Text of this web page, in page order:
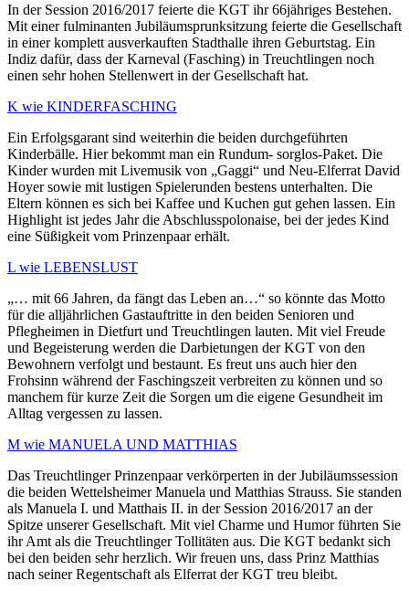
In der Session 2016/2017 feierte die KGT ihr 66jähriges Bestehen.
Mit einer fulminanten Jubiläumsprunksitzung feierte die Gesellschaft
in einer komplett ausverkauften Stadthalle ihren Geburtstag. Ein
Indiz dafür, dass der Karneval (Fasching) in Treuchtlingen noch
einen sehr hohen Stellenwert in der Gesellschaft hat.
K wie KINDERFASCHING
Ein Erfolgsgarant sind weiterhin die beiden durchgeführten
Kinderbälle. Hier bekommt man ein Rundum- sorglos-Paket. Die
Kinder wurden mit Livemusik von „Gaggi“ und Neu-Elferrat David
Hoyer sowie mit lustigen Spielerunden bestens unterhalten. Die
Eltern können es sich bei Kaffee und Kuchen gut gehen lassen. Ein
Highlight ist jedes Jahr die Abschlusspolonaise, bei der jedes Kind
eine Süßigkeit vom Prinzenpaar erhält.
L wie LEBENSLUST
„… mit 66 Jahren, da fängt das Leben an…“ so könnte das Motto
für die alljährlichen Gastauftritte in den beiden Senioren und
Pflegheimen in Dietfurt und Treuchtlingen lauten. Mit viel Freude
und Begeisterung werden die Darbietungen der KGT von den
Bewohnern verfolgt und bestaunt. Es freut uns auch hier den
Frohsinn während der Faschingszeit verbreiten zu können und so
manchem für kurze Zeit die Sorgen um die eigene Gesundheit im
Alltag vergessen zu lassen.
M wie MANUELA UND MATTHIAS
Das Treuchtlinger Prinzenpaar verkörperten in der Jubiläumssession
die beiden Wettelsheimer Manuela und Matthias Strauss. Sie standen
als Manuela I. und Matthais II. in der Session 2016/2017 an der
Spitze unserer Gesellschaft. Mit viel Charme und Humor führten Sie
ihr Amt als die Treuchtlinger Tollitäten aus. Die KGT bedankt sich
bei den beiden sehr herzlich. Wir freuen uns, dass Prinz Matthias
nach seiner Regentschaft als Elferrat der KGT treu bleibt.